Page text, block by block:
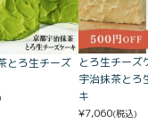
とろ生チーズ とろ生チーズ
宇治抹茶とろ
キ
¥7,060(税込)